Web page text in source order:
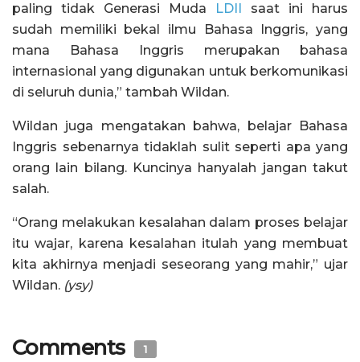
paling tidak Generasi Muda
LDII
saat ini harus
sudah memiliki bekal ilmu Bahasa Inggris, yang
mana Bahasa Inggris merupakan bahasa
internasional yang digunakan untuk berkomunikasi
di seluruh dunia,” tambah Wildan.
Wildan juga mengatakan bahwa, belajar Bahasa
Inggris sebenarnya tidaklah sulit seperti apa yang
orang lain bilang. Kuncinya hanyalah jangan takut
salah.
“Orang melakukan kesalahan dalam proses belajar
itu wajar, karena kesalahan itulah yang membuat
kita akhirnya menjadi seseorang yang mahir,” ujar
Wildan. (ysy)
Comments 1